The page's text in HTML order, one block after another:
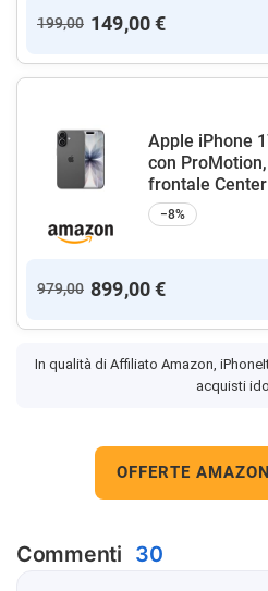
199,00 149,00 €
Apple iPhone
con
frontale
−8%
979,00 899,00 €
In qualità di Affiliato Amazon,
acquisti
OFFERTE
Commenti 30